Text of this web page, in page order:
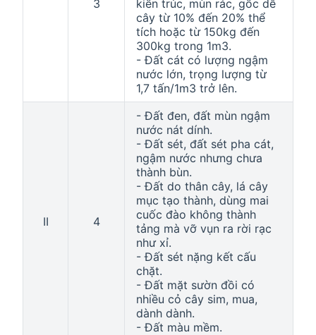
3
kiến trúc, mùn rác, gốc dễ
cây từ 10% đến 20% thể
tích hoặc từ 150kg đến
300kg trong 1m3.
- Đất cát có lượng ngậm
nước lớn, trọng lượng từ
1,7 tấn/1m3 trở lên.
II 4
- Đất đen, đất mùn ngậm
nước nát dính.
- Đất sét, đất sét pha cát,
ngậm nước nhưng chưa
thành bùn.
- Đất do thân cây, lá cây
mục tạo thành, dùng mai
cuốc đào không thành
tảng mà vỡ vụn ra rời rạc
như xỉ.
- Đất sét nặng kết cấu
chặt.
- Đất mặt sườn đồi có
nhiều cỏ cây sim, mua,
dành dành.
- Đất màu mềm.